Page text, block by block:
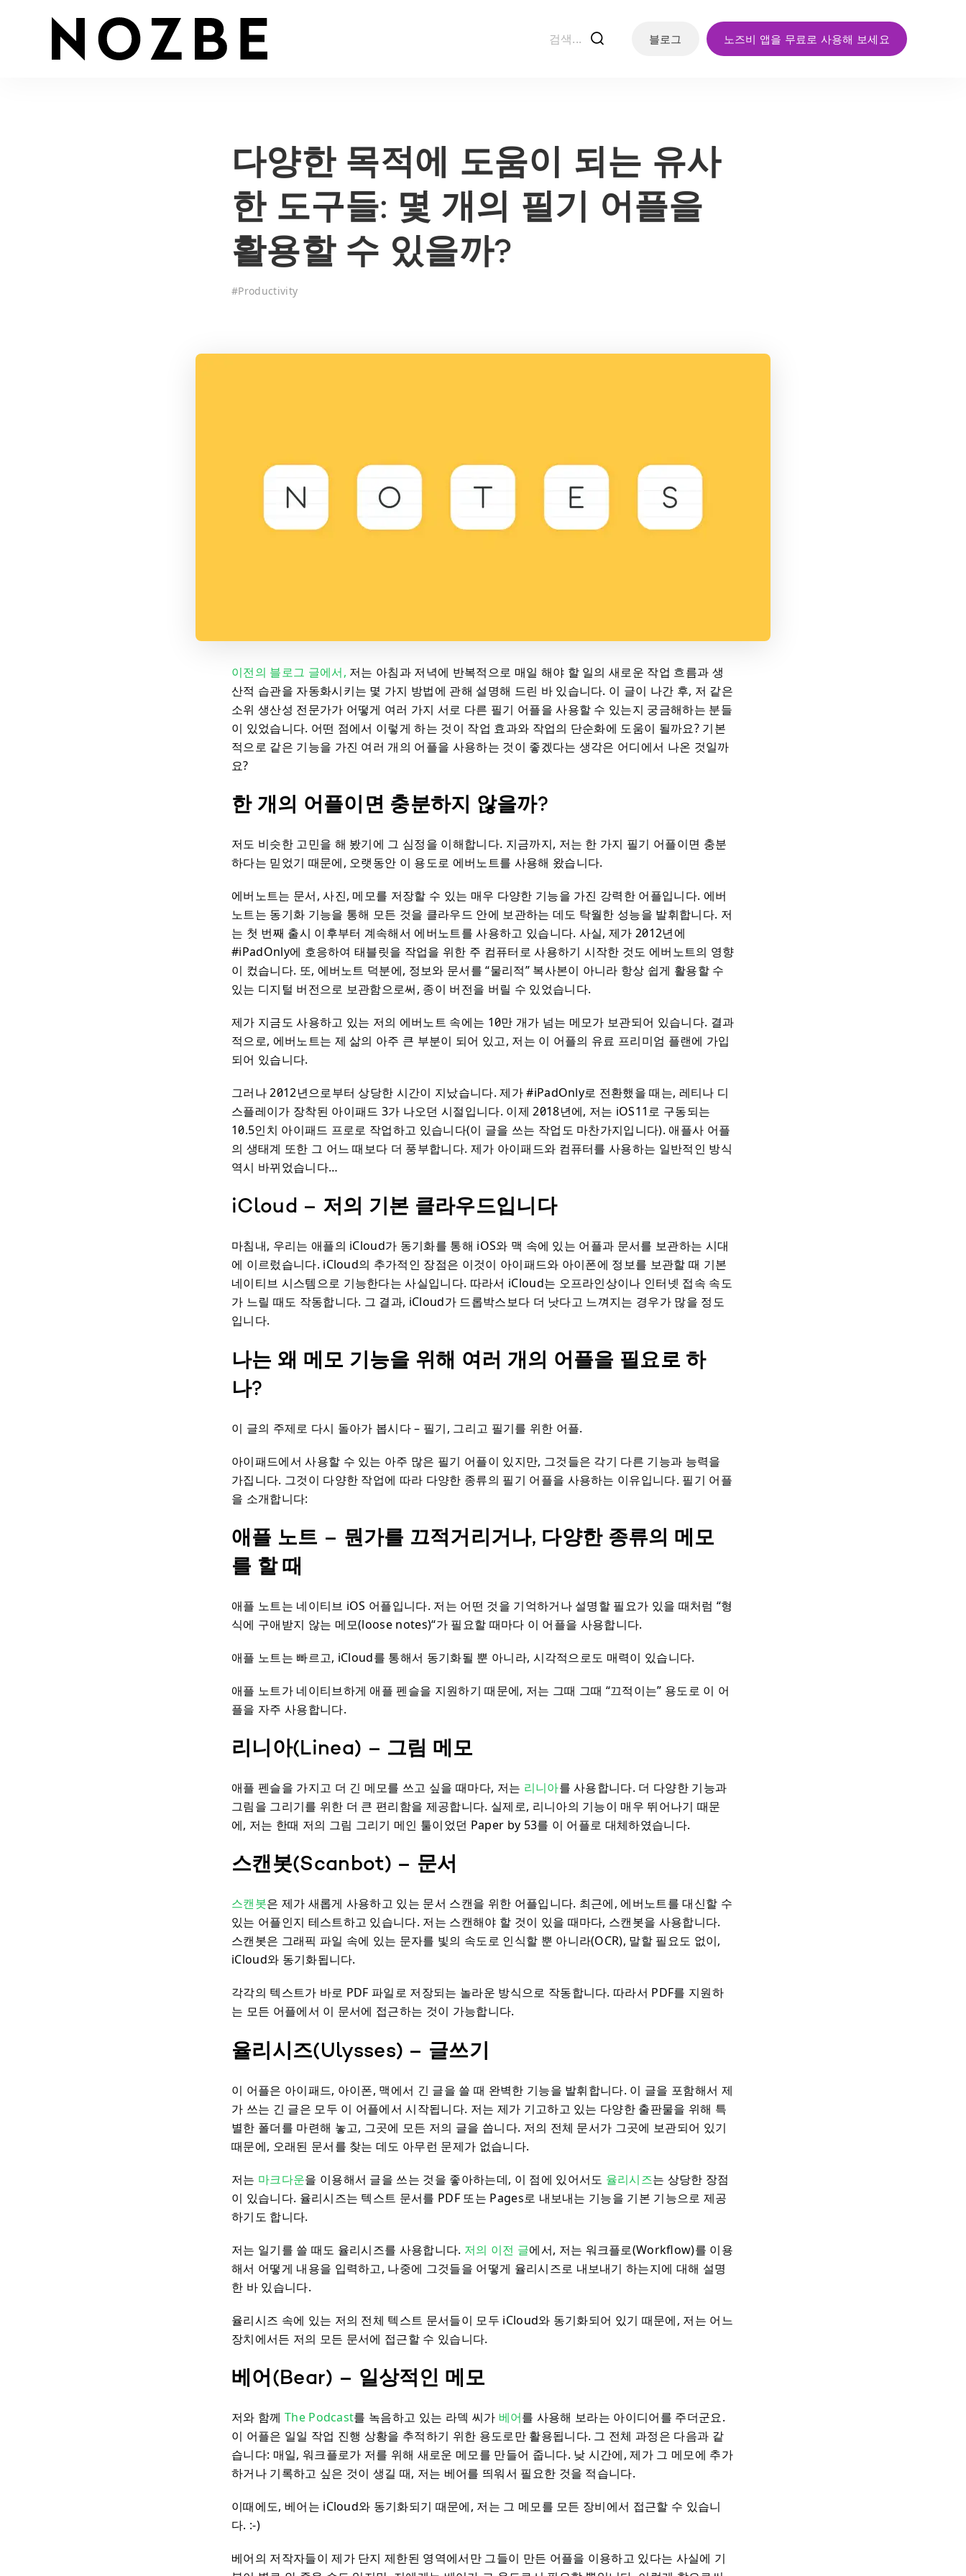
f 블로그 노즈비 앱을 무료로 사용해 보세요
다양한 목적에 도움이 되는 유사
한 도구들: 몇 개의 필기 어플을
활용할 수 있을까?
#Productivity
이전의 블로그 글에서, 저는 아침과 저녁에 반복적으로 매일 해야 할 일의 새로운 작업 흐름과 생
산적 습관을 자동화시키는 몇 가지 방법에 관해 설명해 드린 바 있습니다. 이 글이 나간 후, 저 같은
소위 생산성 전문가가 어떻게 여러 가지 서로 다른 필기 어플을 사용할 수 있는지 궁금해하는 분들
이 있었습니다. 어떤 점에서 이렇게 하는 것이 작업 효과와 작업의 단순화에 도움이 될까요? 기본
적으로 같은 기능을 가진 여러 개의 어플을 사용하는 것이 좋겠다는 생각은 어디에서 나온 것일까
요?
한 개의 어플이면 충분하지 않을까?
저도 비슷한 고민을 해 봤기에 그 심정을 이해합니다. 지금까지, 저는 한 가지 필기 어플이면 충분
하다는 믿었기 때문에, 오랫동안 이 용도로 에버노트를 사용해 왔습니다.
에버노트는 문서, 사진, 메모를 저장할 수 있는 매우 다양한 기능을 가진 강력한 어플입니다. 에버
노트는 동기화 기능을 통해 모든 것을 클라우드 안에 보관하는 데도 탁월한 성능을 발휘합니다. 저
는 첫 번째 출시 이후부터 계속해서 에버노트를 사용하고 있습니다. 사실, 제가 2012년에
#iPadOnly에 호응하여 태블릿을 작업을 위한 주 컴퓨터로 사용하기 시작한 것도 에버노트의 영향
이 컸습니다. 또, 에버노트 덕분에, 정보와 문서를 “물리적” 복사본이 아니라 항상 쉽게 활용할 수
있는 디지털 버전으로 보관함으로써, 종이 버전을 버릴 수 있었습니다.
제가 지금도 사용하고 있는 저의 에버노트 속에는 10만 개가 넘는 메모가 보관되어 있습니다. 결과
적으로, 에버노트는 제 삶의 아주 큰 부분이 되어 있고, 저는 이 어플의 유료 프리미엄 플랜에 가입
되어 있습니다.
그러나 2012년으로부터 상당한 시간이 지났습니다. 제가 #iPadOnly로 전환했을 때는, 레티나 디
스플레이가 장착된 아이패드 3가 나오던 시절입니다. 이제 2018년에, 저는 iOS11로 구동되는
10.5인치 아이패드 프로로 작업하고 있습니다(이 글을 쓰는 작업도 마찬가지입니다). 애플사 어플
의 생태계 또한 그 어느 때보다 더 풍부합니다. 제가 아이패드와 컴퓨터를 사용하는 일반적인 방식
역시 바뀌었습니다…
iCloud – 저의 기본 클라우드입니다
마침내, 우리는 애플의 iCloud가 동기화를 통해 iOS와 맥 속에 있는 어플과 문서를 보관하는 시대
에 이르렀습니다. iCloud의 추가적인 장점은 이것이 아이패드와 아이폰에 정보를 보관할 때 기본
네이티브 시스템으로 기능한다는 사실입니다. 따라서 iCloud는 오프라인상이나 인터넷 접속 속도
가 느릴 때도 작동합니다. 그 결과, iCloud가 드롭박스보다 더 낫다고 느껴지는 경우가 많을 정도
입니다.
나는 왜 메모 기능을 위해 여러 개의 어플을 필요로 하
나?
이 글의 주제로 다시 돌아가 봅시다 – 필기, 그리고 필기를 위한 어플.
아이패드에서 사용할 수 있는 아주 많은 필기 어플이 있지만, 그것들은 각기 다른 기능과 능력을
가집니다. 그것이 다양한 작업에 따라 다양한 종류의 필기 어플을 사용하는 이유입니다. 필기 어플
을 소개합니다:
애플 노트 – 뭔가를 끄적거리거나, 다양한 종류의 메모
를 할 때
애플 노트는 네이티브 iOS 어플입니다. 저는 어떤 것을 기억하거나 설명할 필요가 있을 때처럼 “형
식에 구애받지 않는 메모(loose notes)“가 필요할 때마다 이 어플을 사용합니다.
애플 노트는 빠르고, iCloud를 통해서 동기화될 뿐 아니라, 시각적으로도 매력이 있습니다.
애플 노트가 네이티브하게 애플 펜슬을 지원하기 때문에, 저는 그때 그때 “끄적이는” 용도로 이 어
플을 자주 사용합니다.
리니아(Linea) – 그림 메모
애플 펜슬을 가지고 더 긴 메모를 쓰고 싶을 때마다, 저는 리니아를 사용합니다. 더 다양한 기능과
그림을 그리기를 위한 더 큰 편리함을 제공합니다. 실제로, 리니아의 기능이 매우 뛰어나기 때문
에, 저는 한때 저의 그림 그리기 메인 툴이었던 Paper by 53를 이 어플로 대체하였습니다.
스캔봇(Scanbot) – 문서
스캔봇은 제가 새롭게 사용하고 있는 문서 스캔을 위한 어플입니다. 최근에, 에버노트를 대신할 수
있는 어플인지 테스트하고 있습니다. 저는 스캔해야 할 것이 있을 때마다, 스캔봇을 사용합니다.
스캔봇은 그래픽 파일 속에 있는 문자를 빛의 속도로 인식할 뿐 아니라(OCR), 말할 필요도 없이,
iCloud와 동기화됩니다.
각각의 텍스트가 바로 PDF 파일로 저장되는 놀라운 방식으로 작동합니다. 따라서 PDF를 지원하
는 모든 어플에서 이 문서에 접근하는 것이 가능합니다.
율리시즈(Ulysses) – 글쓰기
이 어플은 아이패드, 아이폰, 맥에서 긴 글을 쓸 때 완벽한 기능을 발휘합니다. 이 글을 포함해서 제
가 쓰는 긴 글은 모두 이 어플에서 시작됩니다. 저는 제가 기고하고 있는 다양한 출판물을 위해 특
별한 폴더를 마련해 놓고, 그곳에 모든 저의 글을 씁니다. 저의 전체 문서가 그곳에 보관되어 있기
때문에, 오래된 문서를 찾는 데도 아무런 문제가 없습니다.
저는 마크다운을 이용해서 글을 쓰는 것을 좋아하는데, 이 점에 있어서도 율리시즈는 상당한 장점
이 있습니다. 율리시즈는 텍스트 문서를 PDF 또는 Pages로 내보내는 기능을 기본 기능으로 제공
하기도 합니다.
저는 일기를 쓸 때도 율리시즈를 사용합니다. 저의 이전 글에서, 저는 워크플로(Workflow)를 이용
해서 어떻게 내용을 입력하고, 나중에 그것들을 어떻게 율리시즈로 내보내기 하는지에 대해 설명
한 바 있습니다.
율리시즈 속에 있는 저의 전체 텍스트 문서들이 모두 iCloud와 동기화되어 있기 때문에, 저는 어느
장치에서든 저의 모든 문서에 접근할 수 있습니다.
베어(Bear) – 일상적인 메모
저와 함께 The Podcast를 녹음하고 있는 라덱 씨가 베어를 사용해 보라는 아이디어를 주더군요.
이 어플은 일일 작업 진행 상황을 추적하기 위한 용도로만 활용됩니다. 그 전체 과정은 다음과 같
습니다: 매일, 워크플로가 저를 위해 새로운 메모를 만들어 줍니다. 낮 시간에, 제가 그 메모에 추가
하거나 기록하고 싶은 것이 생길 때, 저는 베어를 띄워서 필요한 것을 적습니다.
이때에도, 베어는 iCloud와 동기화되기 때문에, 저는 그 메모를 모든 장비에서 접근할 수 있습니
다. :-)
베어의 저작자들이 제가 단지 제한된 영역에서만 그들이 만든 어플을 이용하고 있다는 사실에 기